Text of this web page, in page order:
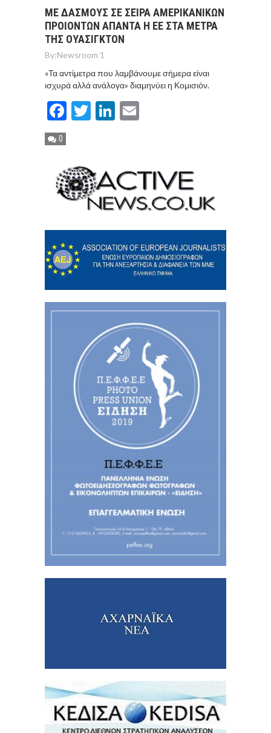
ΜΕ ΔΑΣΜΟΥΣ ΣΕ ΣΕΙΡΑ ΑΜΕΡΙΚΑΝΙΚΩΝ
ΠΡΟΙΟΝΤΩΝ ΑΠΑΝΤΑ Η ΕΕ ΣΤΑ ΜΕΤΡΑ
ΤΗΣ ΟΥΑΣΙΓΚΤΟΝ
By:Newsroom 1
«Τα αντίμετρα που λαμβάνουμε σήμερα είναι
ισχυρά αλλά ανάλογα» διαμηνύει η Κομισιόν.
Facebook
TwitterLinkedIn
0